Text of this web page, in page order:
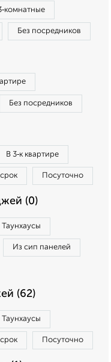
Без посредников
Без посредников
В 3‑к квартире
Посуточно
(0)
Таунхаусы
Из сип панелей
(62)
Таунхаусы
Посуточно